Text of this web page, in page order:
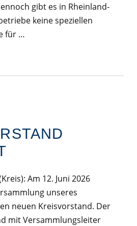
gibt es in Rheinland-
keine speziellen
für …
Am 12. Juni 2026
unseres
neuen Kreisvorstand. Der
mit Versammlungsleiter